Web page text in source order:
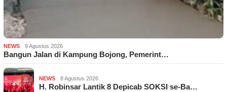
NEWS 9 Agustus 2026
Bangun Jalan di Kampung Bojong, Pemerint…
NEWS 8 Agustus 2026
H. Robinsar Lantik 8 Depicab SOKSI se-Ba…